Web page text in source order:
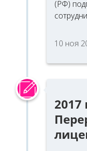
(РФ)
10 ноя
2017